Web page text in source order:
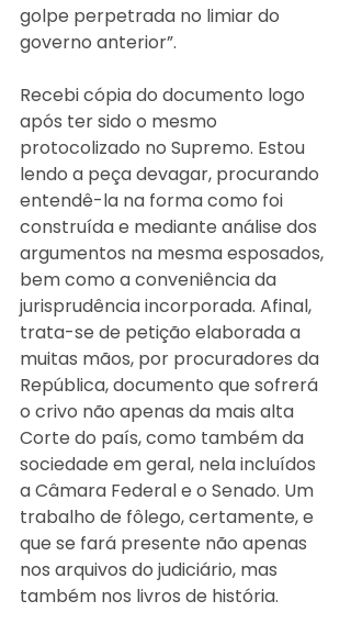
golpe perpetrada no limiar do
governo anterior”.
Recebi cópia do documento logo
após ter sido o mesmo
protocolizado no Supremo. Estou
lendo a peça devagar, procurando
entendê-la na forma como foi
construída e mediante análise dos
argumentos na mesma esposados,
bem como a conveniência da
jurisprudência incorporada. Afinal,
trata-se de petição elaborada a
muitas mãos, por procuradores da
República, documento que sofrerá
o crivo não apenas da mais alta
Corte do país, como também da
sociedade em geral, nela incluídos
a Câmara Federal e o Senado. Um
trabalho de fôlego, certamente, e
que se fará presente não apenas
nos arquivos do judiciário, mas
também nos livros de história.